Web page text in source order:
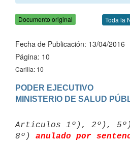
Documento original Toda la
Fecha de Publicación: 13/04/2016
Página: 10
Carilla: 10
PODER EJECUTIVO
Articulos 1º), 2º),
8º) anulado por